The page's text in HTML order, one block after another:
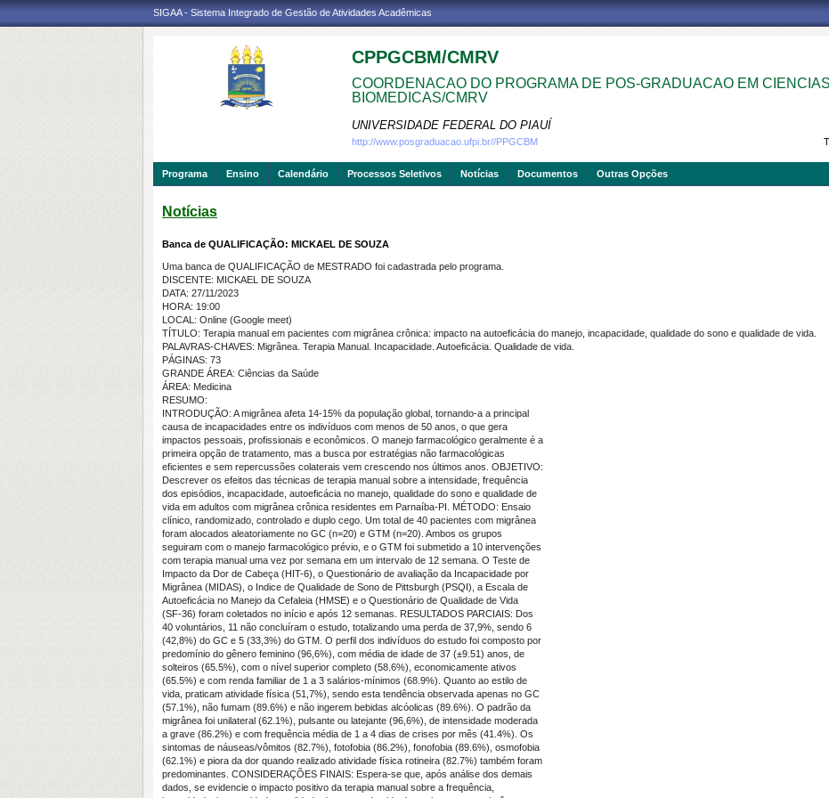
SIGAA - Sistema Integrado de Gestão de Atividades Acadêmicas
CPPGCBM/CMRV
COORDENACAO DO PROGRAMA DE POS-GRADUACAO EM CIENCIAS
BIOMEDICAS/CMRV
UNIVERSIDADE FEDERAL DO PIAUÍ
http://www.posgraduacao.ufpi.br//PPGCBM
Programa Ensino Calendário Processos Seletivos Notícias Documentos Outras Opções
Notícias
Banca de QUALIFICAÇÃO: MICKAEL DE SOUZA
Uma banca de QUALIFICAÇÃO de MESTRADO foi cadastrada pelo programa.
DISCENTE: MICKAEL DE SOUZA
DATA: 27/11/2023
HORA: 19:00
LOCAL: Online (Google meet)
TÍTULO: Terapia manual em pacientes com migrânea crônica: impacto na autoeficácia do manejo, incapacidade, qualidade do sono e qualidade de vida.
PALAVRAS-CHAVES: Migrânea. Terapia Manual. Incapacidade. Autoeficácia. Qualidade de vida.
PÁGINAS: 73
GRANDE ÁREA: Ciências da Saúde
ÁREA: Medicina
RESUMO:
INTRODUÇÃO: A migrânea afeta 14-15% da população global, tornando-a a principal
causa de incapacidades entre os indivíduos com menos de 50 anos, o que gera
impactos pessoais, profissionais e econômicos. O manejo farmacológico geralmente é a
primeira opção de tratamento, mas a busca por estratégias não farmacológicas
eficientes e sem repercussões colaterais vem crescendo nos últimos anos. OBJETIVO:
Descrever os efeitos das técnicas de terapia manual sobre a intensidade, frequência
dos episódios, incapacidade, autoeficácia no manejo, qualidade do sono e qualidade de
vida em adultos com migrânea crônica residentes em Parnaíba-PI. MÉTODO: Ensaio
clínico, randomizado, controlado e duplo cego. Um total de 40 pacientes com migrânea
foram alocados aleatoriamente no GC (n=20) e GTM (n=20). Ambos os grupos
seguiram com o manejo farmacológico prévio, e o GTM foi submetido a 10 intervenções
com terapia manual uma vez por semana em um intervalo de 12 semana. O Teste de
Impacto da Dor de Cabeça (HIT-6), o Questionário de avaliação da Incapacidade por
Migrânea (MIDAS), o Indice de Qualidade de Sono de Pittsburgh (PSQI), a Escala de
Autoeficácia no Manejo da Cefaleia (HMSE) e o Questionário de Qualidade de Vida
(SF-36) foram coletados no início e após 12 semanas. RESULTADOS PARCIAIS: Dos
40 voluntários, 11 não concluíram o estudo, totalizando uma perda de 37,9%, sendo 6
(42,8%) do GC e 5 (33,3%) do GTM. O perfil dos indivíduos do estudo foi composto por
predomínio do gênero feminino (96,6%), com média de idade de 37 (±9.51) anos, de
solteiros (65.5%), com o nível superior completo (58.6%), economicamente ativos
(65.5%) e com renda familiar de 1 a 3 salários-mínimos (68.9%). Quanto ao estilo de
vida, praticam atividade física (51,7%), sendo esta tendência observada apenas no GC
(57.1%), não fumam (89.6%) e não ingerem bebidas alcóolicas (89.6%). O padrão da
migrânea foi unilateral (62.1%), pulsante ou latejante (96,6%), de intensidade moderada
a grave (86.2%) e com frequência média de 1 a 4 dias de crises por mês (41.4%). Os
sintomas de náuseas/vômitos (82.7%), fotofobia (86.2%), fonofobia (89.6%), osmofobia
(62.1%) e piora da dor quando realizado atividade física rotineira (82.7%) também foram
predominantes. CONSIDERAÇÕES FINAIS: Espera-se que, após análise dos demais
dados, se evidencie o impacto positivo da terapia manual sobre a frequência,